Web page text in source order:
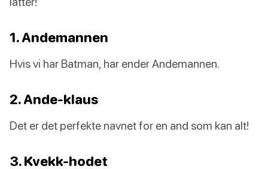
1. Andemannen
Hvis vi har Batman, har ender Andemannen.
2. Ande-klaus
Det er det perfekte navnet for en and som kan alt!
3. Kvekk-hodet